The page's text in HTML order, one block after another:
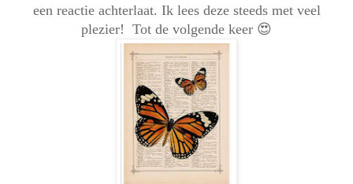
een reactie achterlaat. Ik lees deze steeds met veel
plezier! Tot de volgende keer 😍